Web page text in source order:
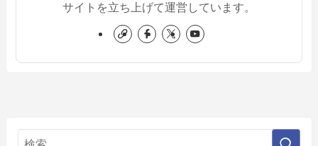
サイトを立ち上げて運営しています。